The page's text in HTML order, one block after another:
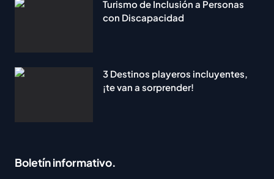
Turismo de Inclusión a Personas
con Discapacidad
3 Destinos playeros incluyentes,
¡te van a sorprender!
Boletín informativo.